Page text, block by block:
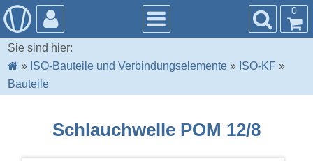
0
Sie sind hier:
» ISO-Bauteile und Verbindungselemente » ISO-KF »
Bauteile
Schlauchwelle POM 12/8